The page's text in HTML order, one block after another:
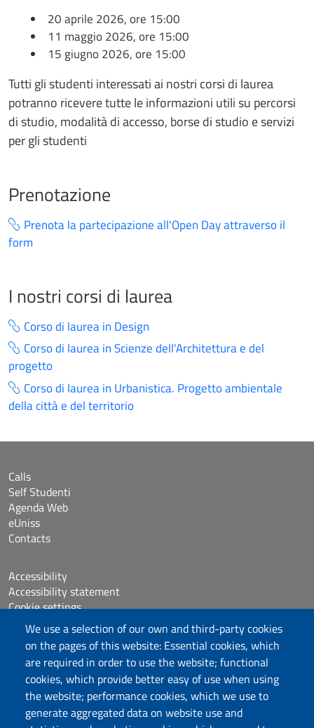
We use a selection of our own and third-party cookies
on the pages of this website: Essential cookies, which
are required in order to use the website; functional
cookies, which provide better easy of use when using
the website; performance cookies, which we use to
generate aggregated data on website use and
20 aprile 2026, ore 15:00
11 maggio 2026, ore 15:00
15 giugno 2026, ore 15:00
Tutti gli studenti interessati ai nostri corsi di laurea
potranno ricevere tutte le informazioni utili su percorsi
di studio, modalità di accesso, borse di studio e servizi
per gli studenti
Prenotazione
Prenota la partecipazione all'Open Day attraverso il
form
I nostri corsi di laurea
Corso di laurea in Design
Corso di laurea in Scienze dell'Architettura e del
progetto
Corso di laurea in Urbanistica. Progetto ambientale
della città e del territorio
Calls
Self Studenti
Agenda Web
eUniss
Contacts
Accessibility
Accessibility statement
Cookie settings
Sitemap
Protocollo
Follow us